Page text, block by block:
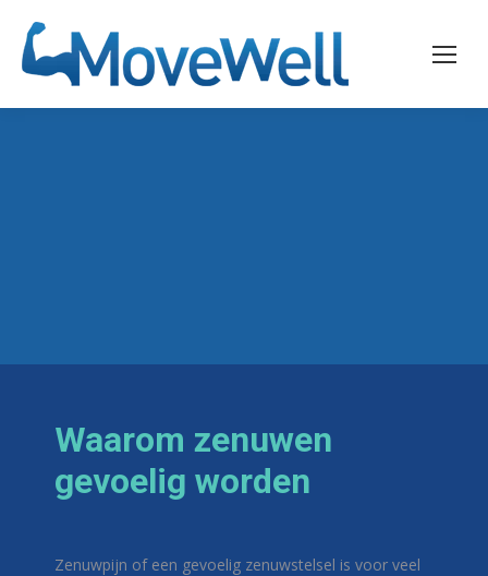
Waarom zenuwen
gevoelig worden
Zenuwpijn of een gevoelig zenuwstelsel is voor veel